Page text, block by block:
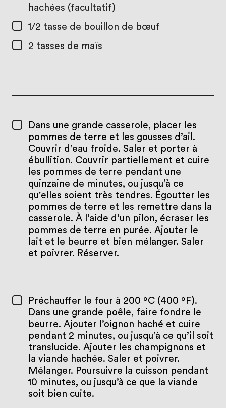
hachées (facultatif)
1/2 tasse de bouillon de bœuf
2 tasses de maïs
Dans une grande casserole, placer les
pommes de terre et les gousses d’ail.
Couvrir d’eau froide. Saler et porter à
ébullition. Couvrir partiellement et cuire
les pommes de terre pendant une
quinzaine de minutes, ou jusqu’à ce
qu'elles soient très tendres. Égoutter les
pommes de terre et les remettre dans la
casserole. À l’aide d’un pilon, écraser les
pommes de terre en purée. Ajouter le
lait et le beurre et bien mélanger. Saler
et poivrer. Réserver.
Préchauffer le four à 200 ºC (400 ºF).
Dans une grande poêle, faire fondre le
beurre. Ajouter l’oignon haché et cuire
pendant 2 minutes, ou jusqu’à ce qu’il soit
translucide. Ajouter les champignons et
la viande hachée. Saler et poivrer.
Mélanger. Poursuivre la cuisson pendant
10 minutes, ou jusqu’à ce que la viande
soit bien cuite.